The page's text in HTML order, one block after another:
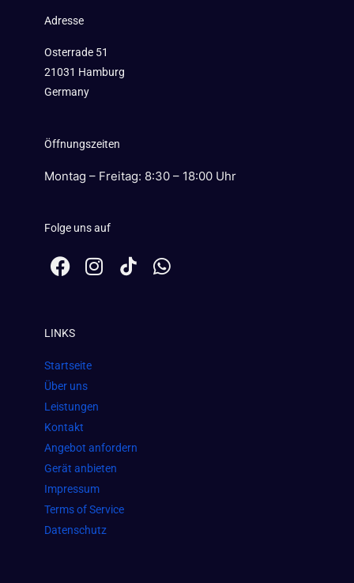
Adresse
Osterrade 51
21031 Hamburg
Germany
Öffnungszeiten
Montag – Freitag: 8:30 – 18:00 Uhr
Folge uns auf
F
a
b
o
o
k
I
n
m
W
h
LINKS
Startseite
Über uns
Leistungen
Kontakt
Angebot anfordern
Gerät anbieten
Impressum
Terms of Service
Datenschutz